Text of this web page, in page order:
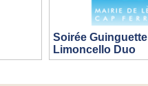
Soirée
Limoncello Duo